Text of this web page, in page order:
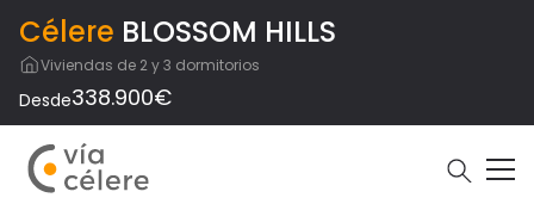
Célere BLOSSOM HILLS
Viviendas de 2 y 3 dormitorios
Desde338.900€